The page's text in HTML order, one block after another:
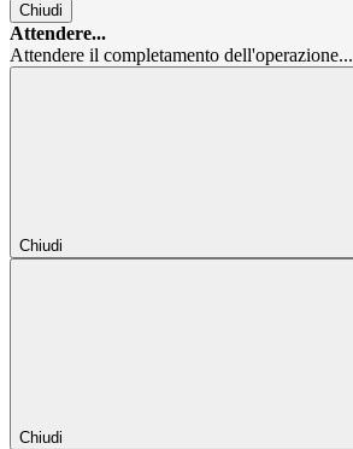
Chiudi
Attendere...
Attendere il completamento dell'operazione...
Chiudi
Chiudi